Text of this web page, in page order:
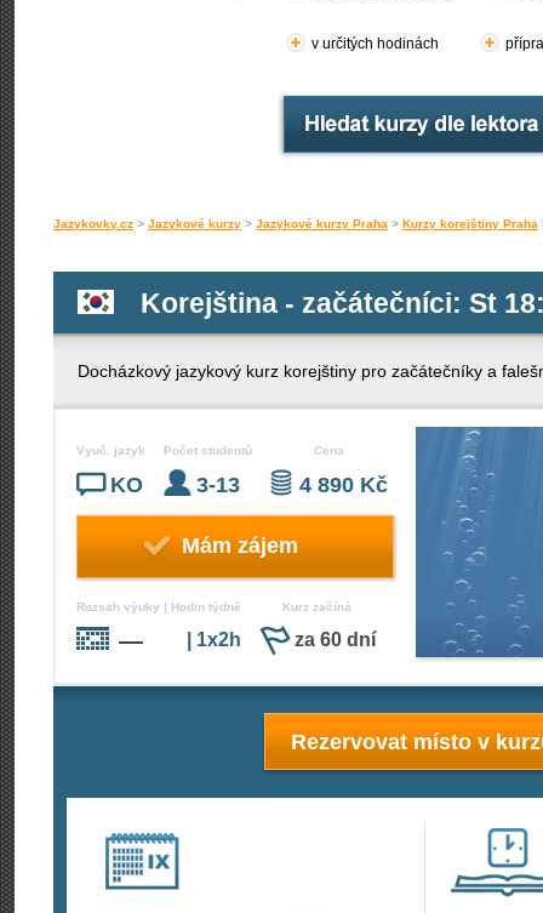
v určitých hodinách
Jazykovky.cz > Jazykové kurzy > Jazykové kurzy Praha > Kurzy korejštiny Praha
Korejština - začátečníci: St
Docházkový jazykový kurz korejštiny pro začátečníky a
Vyuč. jazyk
KO
Počet studentů
3-13
Cena
4 890 Kč
Mám zájem
Rozsah výuky | Hodin týdně
— | 1x2h
Kurz začíná
za 60 dní
Rezervovat místo v